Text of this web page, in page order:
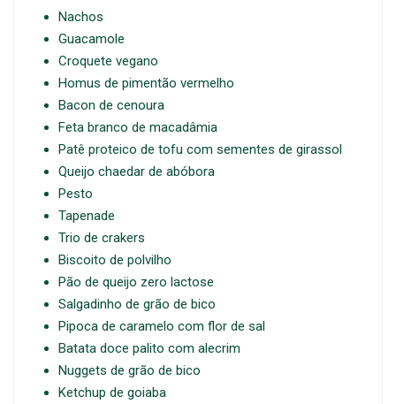
Nachos
Guacamole
Croquete vegano
Homus de pimentão vermelho
Bacon de cenoura
Feta branco de macadâmia
Patê proteico de tofu com sementes de girassol
Queijo chaedar de abóbora
Pesto
Tapenade
Trio de crakers
Biscoito de polvilho
Pão de queijo zero lactose
Salgadinho de grão de bico
Pipoca de caramelo com flor de sal
Batata doce palito com alecrim
Nuggets de grão de bico
Ketchup de goiaba